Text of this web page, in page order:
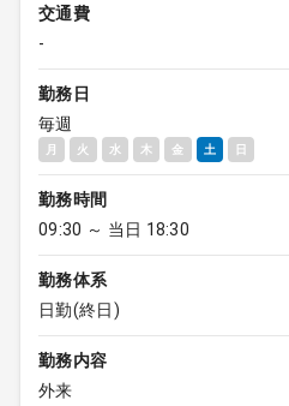
交通費
-
勤務日
毎週
月 火 水 木 金 土 日
勤務時間
09:30 ～ 当日 18:30
勤務体系
日勤(終日)
勤務内容
外来